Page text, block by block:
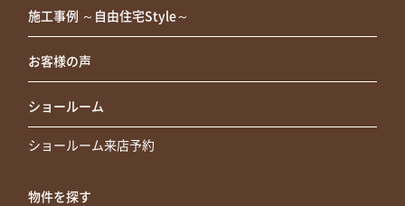
自由住宅株式会社 個人情報保護管理者、個人情報保護窓
口責任者 飯野正和
施工事例 ～自由住宅Style～
お客様の声
ショールーム
ショールーム来店予約
物件を探す